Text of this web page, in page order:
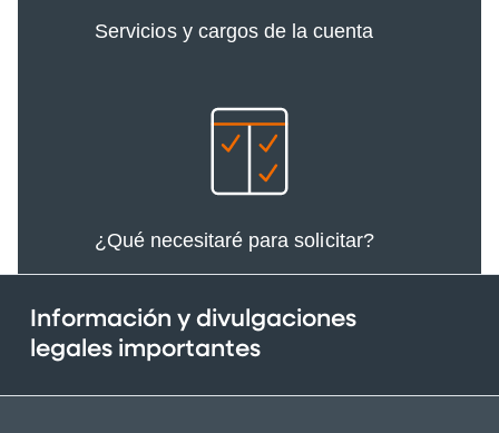
Servicios y cargos de la cuenta
¿Qué necesitaré para solicitar?
Información y divulgaciones
legales importantes